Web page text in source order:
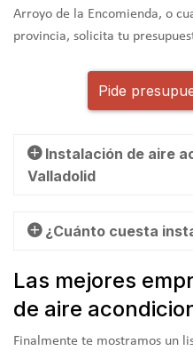
Arroyo de la Encomienda, o
provincia, solicita tu
Pide
Instalación de aire
Valladolid
El aire acondicionado es un
extrae el calor de las
exterior. Esto hace posible
estancia, refrescándolos y
usuarios. A continuación, te
¿Cuánto cuesta
En este apartado, te
de una instalación de aire
en Valladolid dependerá de
Las mejores
de aire
Finalmente te mostramos un